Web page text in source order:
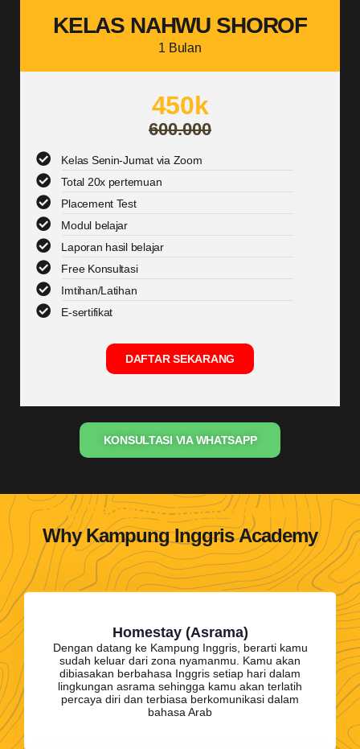
KELAS NAHWU SHOROF
1 Bulan
450k
600.000
Kelas Senin-Jumat via Zoom
Total 20x pertemuan
Placement Test
Modul belajar
Laporan hasil belajar
Free Konsultasi
Imtihan/Latihan
E-sertifikat
DAFTAR SEKARANG
KONSULTASI VIA WHATSAPP
Why Kampung Inggris Academy
Why Kampung Inggris Academy
Homestay (Asrama)
Dengan datang ke Kampung Inggris, berarti kamu
sudah keluar dari zona nyamanmu. Kamu akan
dibiasakan berbahasa Inggris setiap hari dalam
lingkungan asrama sehingga kamu akan terlatih
percaya diri dan terbiasa berkomunikasi dalam
bahasa Arab